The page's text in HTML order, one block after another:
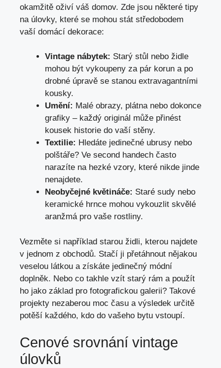
okamžitě oživí váš domov. Zde jsou některé tipy
na úlovky, které se mohou stát středobodem
vaší domácí dekorace:
Vintage nábytek: Starý stůl​ nebo židle
mohou být⁣ vykoupeny‍ za pár korun a po‍
drobné úpravě se ⁤stanou extravagantními
kousky.
Umění: Malé‍ obrazy, plátna ‌nebo dokonce
grafiky – každý originál může přinést
kousek historie do vaší stěny.
Textilie: Hledáte jedinečné ubrusy nebo
polštáře? ​Ve ⁤second handech často
narazíte na hezké vzory, které nikde jinde
nenajdete.
Neobyčejné květináče: Staré sudy ‌nebo
keramické hrnce​ mohou vykouzlit skvělé
aranžmá pro vaše rostliny.
Vezměte si například starou ‌židli, kterou najdete
v jednom z obchodů.⁢ Stačí ji ⁤přetáhnout nějakou
veselou látkou a získáte⁣ jedinečný módní
doplněk. Nebo co takhle vzít starý rám a použít
ho jako základ pro fotografickou galerii?‍ Takové
projekty nezaberou moc času a výsledek určitě
potěší každého, kdo do vašeho bytu vstoupí.
Cenové‌ srovnání vintage
úlovků